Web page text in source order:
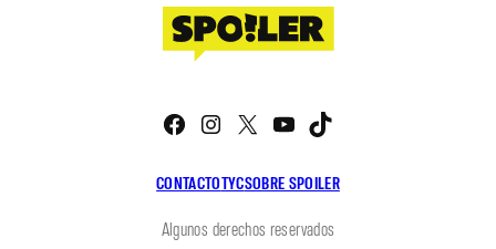
CONTACTOTYCSOBRE SPOILER
Facebook
Instagram
X YouTube
Algunos derechos reservados